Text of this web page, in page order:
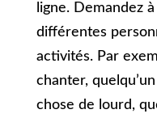
ligne. Demandez
différentes
activités. Par
chanter,
chose de lourd,